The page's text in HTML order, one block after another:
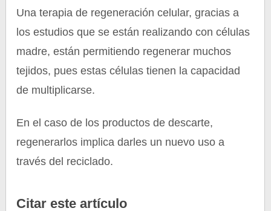
Una terapia de regeneración celular, gracias a
los estudios que se están realizando con células
madre, están permitiendo regenerar muchos
tejidos, pues estas células tienen la capacidad
de multiplicarse.
En el caso de los productos de descarte,
regenerarlos implica darles un nuevo uso a
través del reciclado.
Citar este artículo